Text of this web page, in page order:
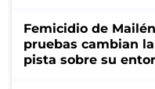
Femicidio de
pruebas cambian
pista sobre su